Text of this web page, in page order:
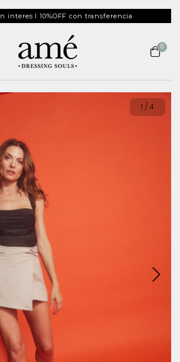
interes I 10%OFF con transferencia
0
1 /4